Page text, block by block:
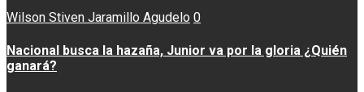
Wilson Stiven Jaramillo Agudelo 0
Nacional busca la hazaña, Junior va por la gloria ¿Quién
ganará?